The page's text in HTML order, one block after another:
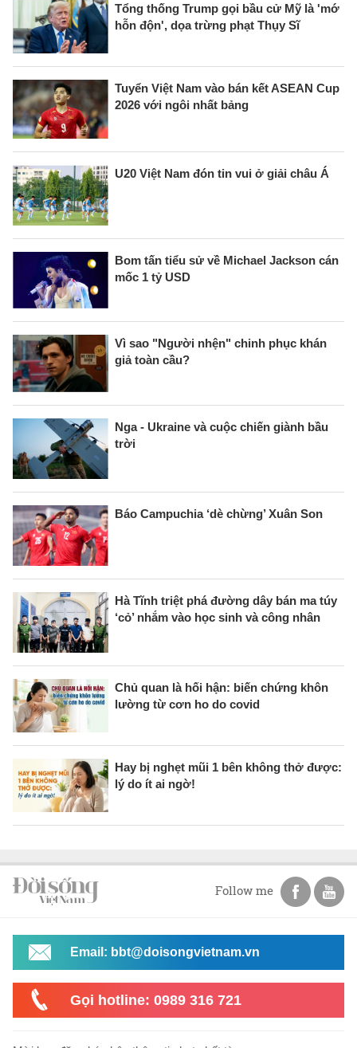
Tổng thống Trump gọi bầu cử Mỹ là 'mớ
hỗn độn', dọa trừng phạt Thụy Sĩ
Tuyển Việt Nam vào bán kết ASEAN Cup
2026 với ngôi nhất bảng
U20 Việt Nam đón tin vui ở giải châu Á
Bom tấn tiểu sử về Michael Jackson cán
mốc 1 tỷ USD
Vì sao "Người nhện" chinh phục khán
giả toàn cầu?
Nga - Ukraine và cuộc chiến giành bầu
trời
Báo Campuchia ‘dè chừng’ Xuân Son
Hà Tĩnh triệt phá đường dây bán ma túy
‘cỏ’ nhắm vào học sinh và công nhân
Chủ quan là hối hận: biến chứng khôn
lường từ cơn ho do covid
Hay bị nghẹt mũi 1 bên không thở được:
lý do ít ai ngờ!
Follow me
Email: bbt@doisongvietnam.vn
Gọi hotline: 0989 316 721